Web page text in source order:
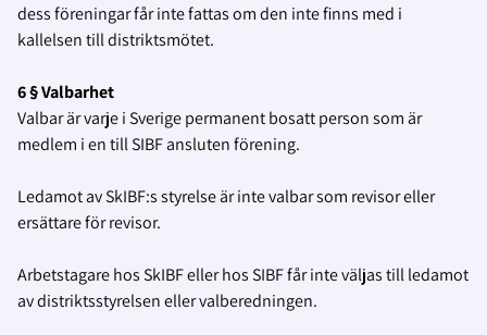
dess föreningar får inte fattas om den inte finns med i
kallelsen till distriktsmötet.
6 § Valbarhet
Valbar är varje i Sverige permanent bosatt person som är
medlem i en till SIBF ansluten förening.
Ledamot av SkIBF:s styrelse är inte valbar som revisor eller
ersättare för revisor.
Arbetstagare hos SkIBF eller hos SIBF får inte väljas till ledamot
av distriktsstyrelsen eller valberedningen.